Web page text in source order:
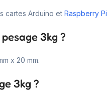
cartes Arduino et Raspberry Pi
3kg ?
x 20 mm.
3kg ?